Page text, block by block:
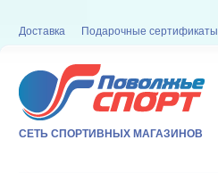
Доставка Подарочные сертификаты
СЕТЬ СПОРТИВНЫХ МАГАЗИНОВ